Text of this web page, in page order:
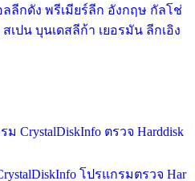
ลีกดัง พรีเมียร์ลีก อังกฤษ กัลโช่
เปน บุนเดสลีก้า เยอรมัน ลีกเอิง
ม CrystalDiskInfo ตรวจ Harddisk
โปรแกรมตรวจ Har